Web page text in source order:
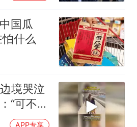
国瓜
什么
境哭泣
“可不可
国”
APP专享